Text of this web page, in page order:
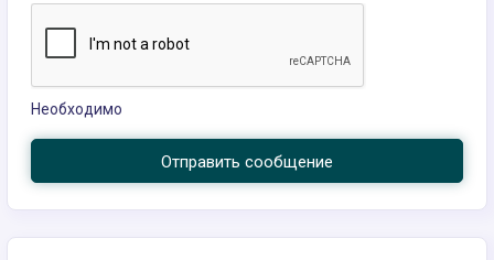
Необходимо
Отправить сообщение